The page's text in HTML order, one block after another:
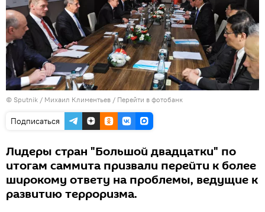
© Sputnik / Михаил Климентьев / Перейти в фотобанк
Подписаться
Лидеры стран "Большой двадцатки" по
итогам саммита призвали перейти к более
широкому ответу на проблемы, ведущие к
развитию терроризма.